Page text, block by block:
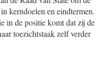
kerndoelen en eindtermen.
in de positie komt dat zij de
toezichtstaak zelf verder